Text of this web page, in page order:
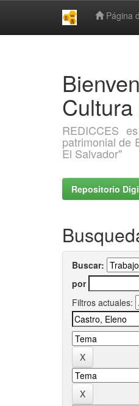
Página
REDICCES
patrimonial de
El Salvador"
Repositorio
Buscar:
por
Filtros actuales: